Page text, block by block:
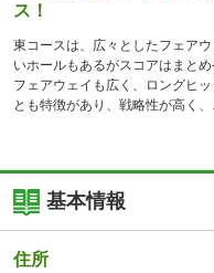
ス！
東コースは、広々としたフェア
いホールもあるがスコアはまと
フェアウェイも広く、ロングヒ
とも特徴があり、戦略性が高く、
基本情報
住所